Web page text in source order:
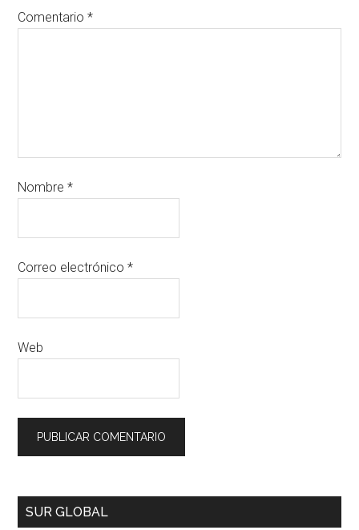
Comentario*
Nombre*
Correo electrónico*
Web
SUR GLOBAL